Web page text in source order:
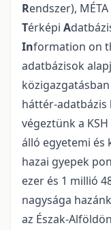
Rendszer), MÉTA
Térképi A
Information on
adatbázisok
háttér-adatbázis
végeztünk a
álló egyetemi és
hazai gyepek
ezer és 1 millió
nagysága
az Észak-